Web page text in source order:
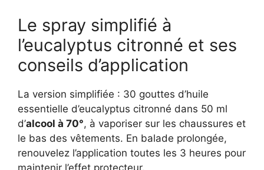
Le spray simplifié à
l’eucalyptus citronné et ses
conseils d’application
La version simplifiée : 30 gouttes d’huile
essentielle d’eucalyptus citronné dans 50 ml
d’alcool à 70°, à vaporiser sur les chaussures et
le bas des vêtements. En balade prolongée,
renouvelez l’application toutes les 3 heures pour
maintenir l’effet protecteur.